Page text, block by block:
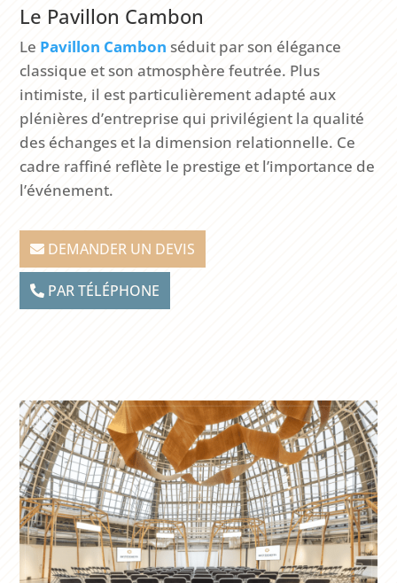
Le Pavillon Cambon
Le Pavillon Cambon séduit par son élégance
classique et son atmosphère feutrée. Plus
intimiste, il est particulièrement adapté aux
plénières d’entreprise qui privilégient la qualité
des échanges et la dimension relationnelle. Ce
cadre raffiné reflète le prestige et l’importance de
l’événement.
DEMANDER UN DEVIS
PAR TÉLÉPHONE